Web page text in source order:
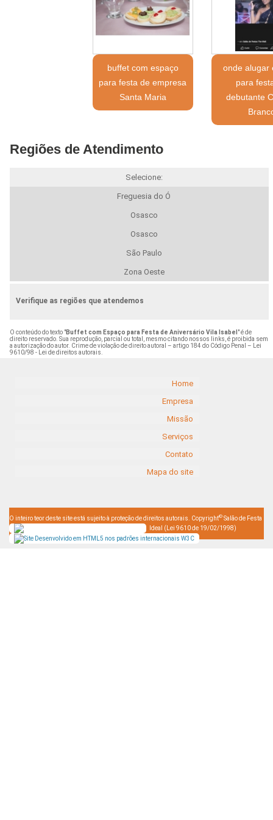
buffet com espaço
para festa de empresa
Santa Maria
onde alugar
para
debutante
Regiões de Atendimento
Selecione:
Freguesia do Ó
Osasco
Osasco
São Paulo
Zona Oeste
Verifique as regiões que atendemos
O conteúdo do texto "Buffet com Espaço para Festa de Aniversário Vila Isabel " é de
direito reservado. Sua reprodução, parcial ou total, mesmo citando nossos links, é proibida sem
a autorização do autor. Crime de violação de direito autoral – artigo 184 do Código Penal –
Lei
9610/98 - Lei de direitos autorais
Home
Empresa
Missão
Serviços
Contato
Mapa do site
O inteiro teor deste site está sujeito à proteção de direitos autorais. Copyright© Salão de Festa
Ideal (Lei 9610 de 19/02/1998)